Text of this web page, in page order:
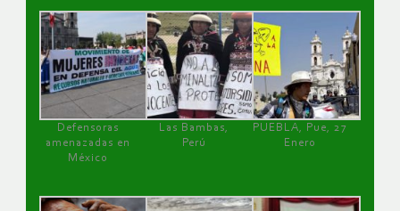
Defensoras
amenazadas en
México
Las Bambas,
Perú
PUEBLA, Pue, 27
Enero